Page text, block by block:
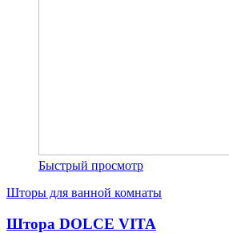
Быстрый просмотр
Шторы для ванной комнаты
Штора DOLCE VITA